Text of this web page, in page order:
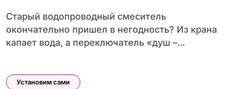
Старый водопроводный смеситель
окончательно пришел в негодность? Из крана
капает вода, а переключатель «душ –...
Установим сами